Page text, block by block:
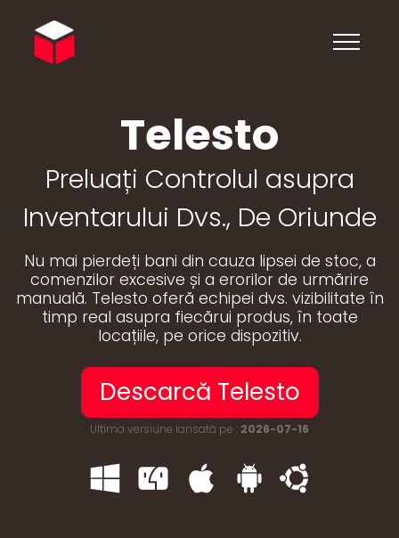
Telesto
Preluați Controlul asupra
Inventarului Dvs., De Oriunde
Nu mai pierdeți bani din cauza lipsei de stoc, a
comenzilor excesive și a erorilor de urmărire
manuală. Telesto oferă echipei dvs. vizibilitate în
timp real asupra fiecărui produs, în toate
locațiile, pe orice dispozitiv.
Descarcă Telesto
Ultima versiune lansată pe : 2026-07-16